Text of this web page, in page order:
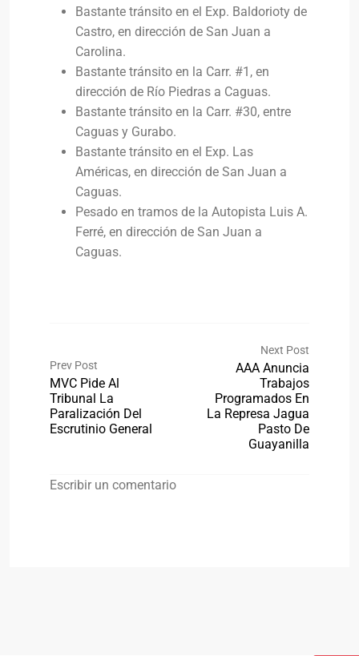
Bastante tránsito en el Exp. Baldorioty de
Castro, en dirección de San Juan a
Carolina.
Bastante tránsito en la Carr. #1, en
dirección de Río Piedras a Caguas.
Bastante tránsito en la Carr. #30, entre
Caguas y Gurabo.
Bastante tránsito en el Exp. Las
Américas, en dirección de San Juan a
Caguas.
Pesado en tramos de la Autopista Luis A.
Ferré, en dirección de San Juan a
Caguas.
Prev Post
MVC Pide Al
Tribunal La
Paralización Del
Escrutinio General
Next Post
AAA Anuncia
Trabajos
Programados En
La Represa Jagua
Pasto De
Guayanilla
Escribir un comentario